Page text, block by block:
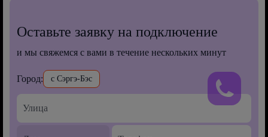
Оставьте заявку на подключение
и мы свяжемся с вами в течение нескольких минут
Город: с Сэргэ-Бэс